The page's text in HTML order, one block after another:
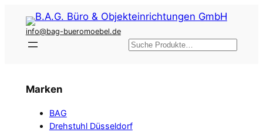
Inhalt
springen
info@bag-bueromoebel.de
Suchen
Marken
BAG
Drehstuhl Düsseldorf